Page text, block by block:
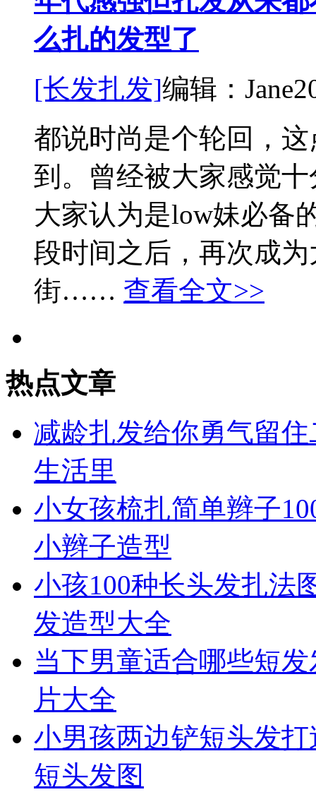
么扎的发型了
[长发扎发]编辑：Jane
都说时尚是个轮回，
到。曾经被大家感觉
大家认为是low妹必备
段时间之后，再次成
街…… 查看全文>>
热点文章
减龄扎发给你勇气留
生活里
小女孩梳扎简单辫子
小辫子造型
小孩100种长头发扎法
发造型大全
当下男童适合哪些短
片大全
小男孩两边铲短头发
短头发图